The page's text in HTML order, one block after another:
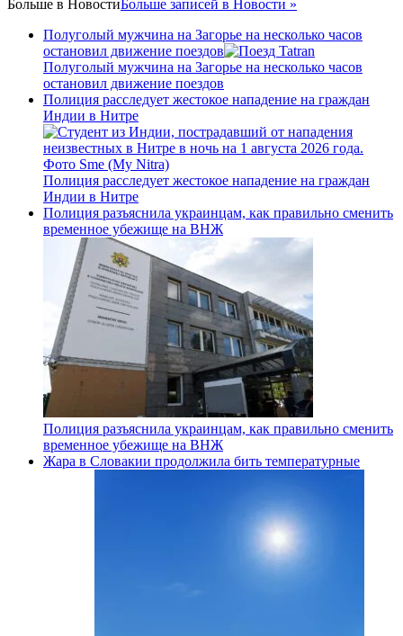
Больше в Новости Больше записей в Новости »
Полуголый мужчина на Загорье на несколько часов
остановил движение поездов
Полуголый мужчина на Загорье на несколько часов
остановил движение поездов
Полиция расследует жестокое нападение на граждан
Индии в Нитре
Полиция расследует жестокое нападение на граждан
Индии в Нитре
Полиция разъяснила украинцам, как правильно сменить
временное убежище на ВНЖ
Полиция разъяснила украинцам, как правильно сменить
временное убежище на ВНЖ
Жара в Словакии продолжила бить температурные